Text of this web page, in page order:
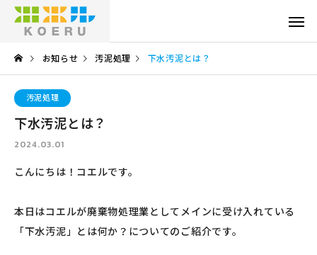
お知らせ 汚泥処理 下水汚泥とは？
汚泥処理
下水汚泥とは？
2024.03.01
こんにちは！コエルです。
本日はコエルが廃棄物処理業としてメインに受け入れている
「下水汚泥」とは何か？についてのご紹介です。